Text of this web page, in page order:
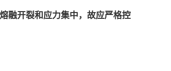
融开裂和应力集中，故应严格控